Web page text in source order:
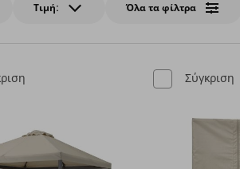
Τιμή: Όλα τα φίλτρα
Σύγκριση